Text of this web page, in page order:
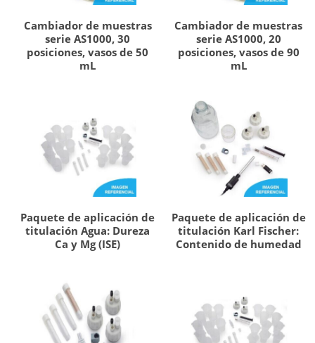
Cambiador de muestras
serie AS1000, 30
posiciones, vasos de 50
mL
Cambiador de muestras
serie AS1000, 20
posiciones, vasos de 90
mL
Paquete de aplicación de
titulación Agua: Dureza
Ca y Mg (ISE)
Paquete de aplicación de
titulación Karl Fischer:
Contenido de humedad